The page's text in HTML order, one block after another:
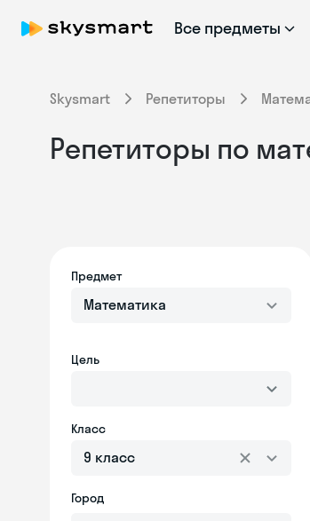
Все предметы
Skysmart Репетиторы
Репетиторы по
Предмет
Математика
Цель
Класс
9 класс
Город